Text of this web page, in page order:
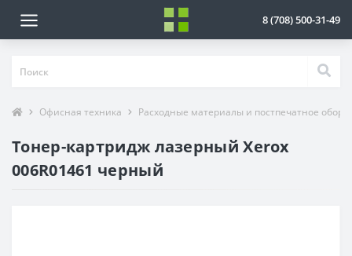
8 (708) 500-31-49
Офисная техника Расходные материалы и постпечатное
Тонер-картридж лазерный Xerox
006R01461 черный